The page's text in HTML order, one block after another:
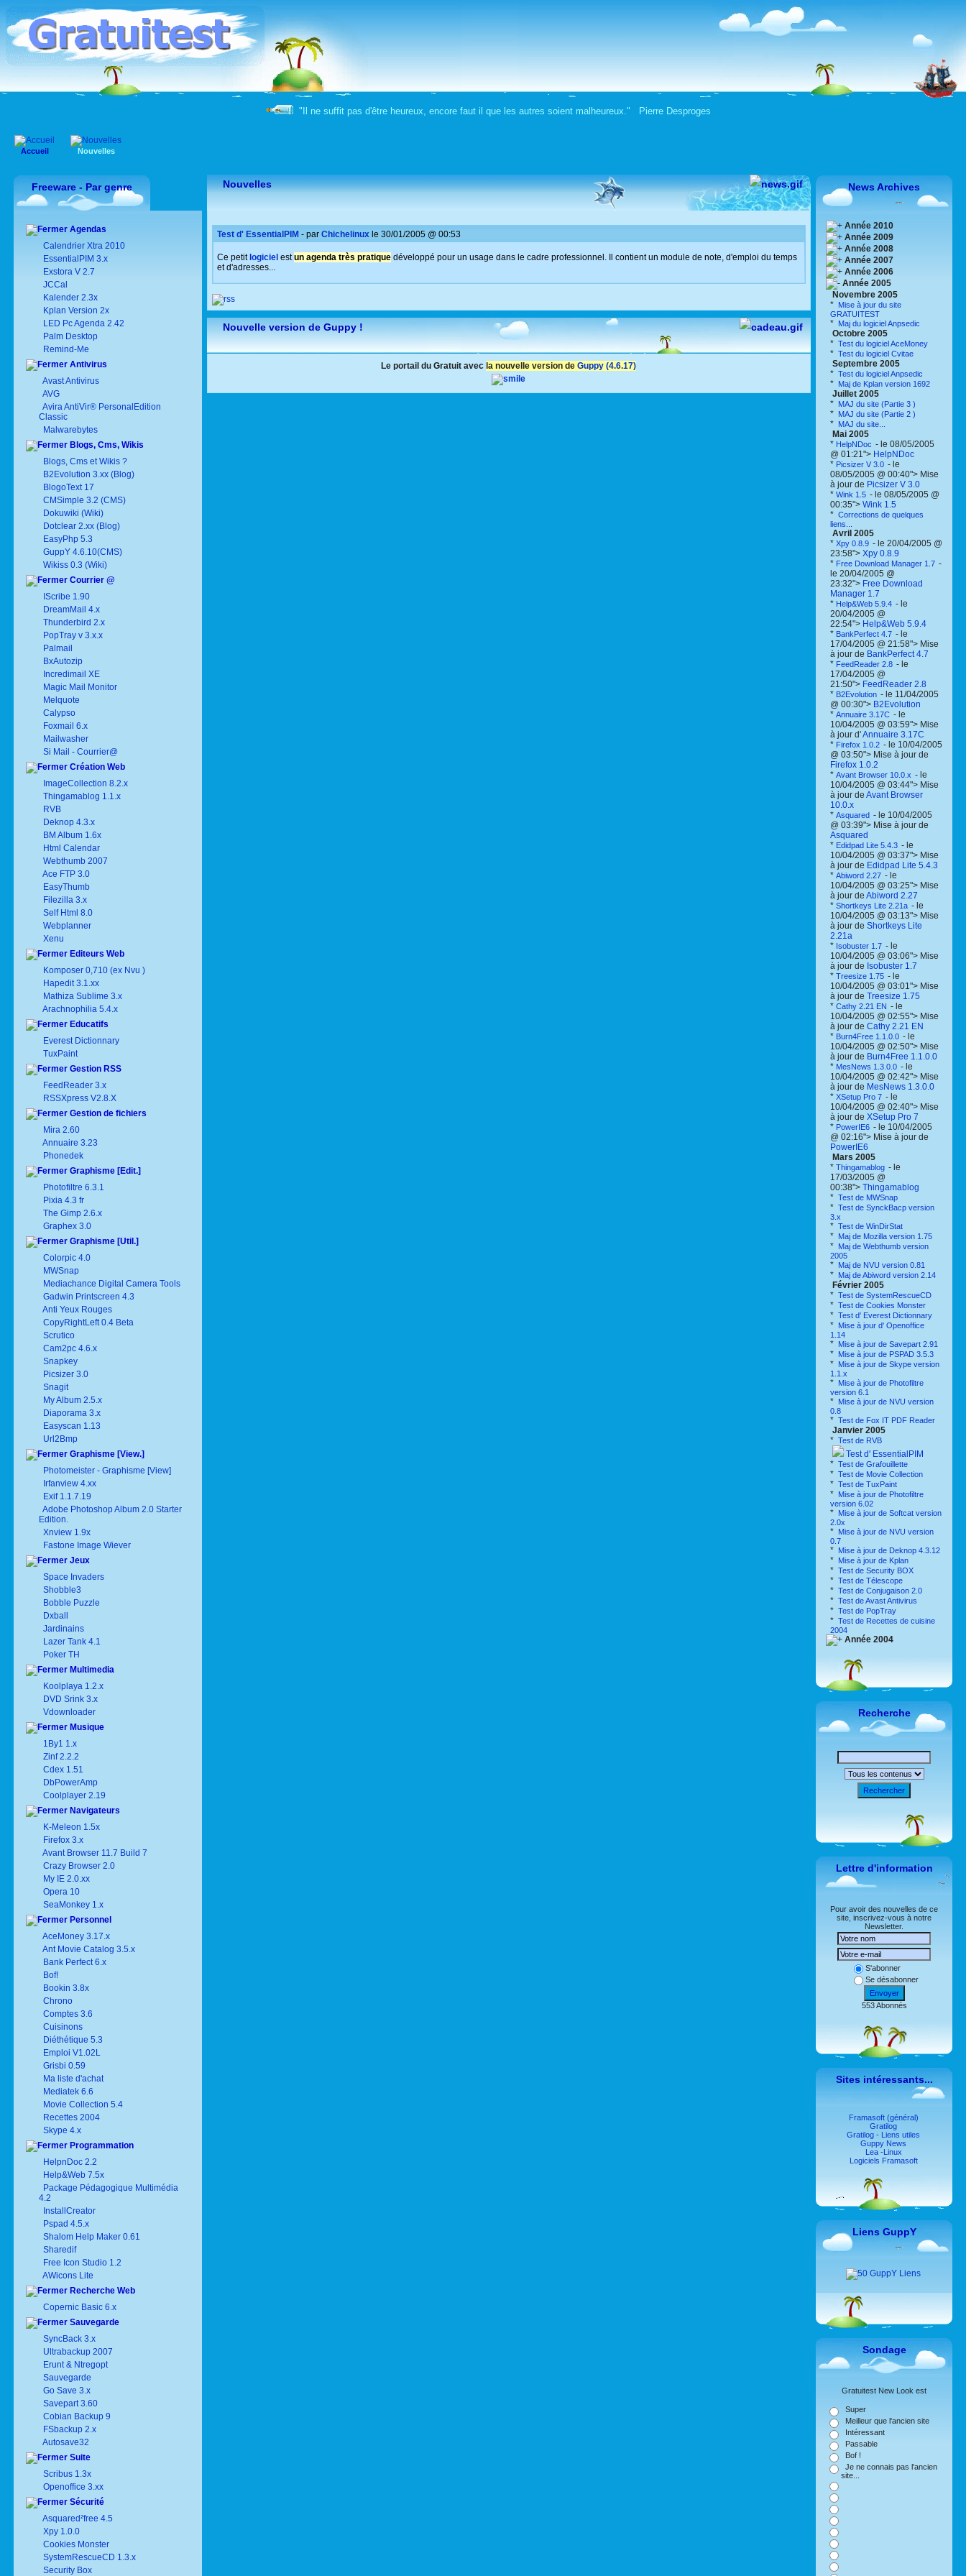
"Il ne suffit pas d'être heureux, encore faut il que les autres soient malheureux." Pierre Desproges
Accueil Nouvelles
Freeware - Par genre
Agendas
Calendrier Xtra 2010
EssentialPIM 3.x
Exstora V 2.7
JCCal
Kalender 2.3x
Kplan Version 2x
LED Pc Agenda 2.42
Palm Desktop
Remind-Me
Antivirus
Avast Antivirus
AVG
Avira AntiVir® PersonalEdition
Classic
Malwarebytes
Blogs, Cms, Wikis
Blogs, Cms et Wikis ?
B2Evolution 3.xx (Blog)
BlogoText 17
CMSimple 3.2 (CMS)
Dokuwiki (Wiki)
Dotclear 2.xx (Blog)
EasyPhp 5.3
GuppY 4.6.10(CMS)
Wikiss 0.3 (Wiki)
Courrier @
IScribe 1.90
DreamMail 4.x
Thunderbird 2.x
PopTray v 3.x.x
Palmail
BxAutozip
Incredimail XE
Magic Mail Monitor
Melquote
Calypso
Foxmail 6.x
Mailwasher
Si Mail - Courrier@
Création Web
ImageCollection 8.2.x
Thingamablog 1.1.x
RVB
Deknop 4.3.x
BM Album 1.6x
Html Calendar
Webthumb 2007
Ace FTP 3.0
EasyThumb
Filezilla 3.x
Self Html 8.0
Webplanner
Xenu
Editeurs Web
Komposer 0,710 (ex Nvu )
Hapedit 3.1.xx
Mathiza Sublime 3.x
Arachnophilia 5.4.x
Educatifs
Everest Dictionnary
TuxPaint
Gestion RSS
FeedReader 3.x
RSSXpress V2.8.X
Gestion de fichiers
Mira 2.60
Annuaire 3.23
Phonedek
Graphisme [Edit.]
Photofiltre 6.3.1
Pixia 4.3 fr
The Gimp 2.6.x
Graphex 3.0
Graphisme [Util.]
Colorpic 4.0
MWSnap
Mediachance Digital Camera Tools
Gadwin Printscreen 4.3
Anti Yeux Rouges
CopyRightLeft 0.4 Beta
Scrutico
Cam2pc 4.6.x
Snapkey
Picsizer 3.0
Snagit
My Album 2.5.x
Diaporama 3.x
Easyscan 1.13
Url2Bmp
Graphisme [View.]
Photomeister - Graphisme [View]
Irfanview 4.xx
Exif 1.1.7.19
Adobe Photoshop Album 2.0 Starter
Edition.
Xnview 1.9x
Fastone Image Wiever
Jeux
Space Invaders
Shobble3
Bobble Puzzle
Dxball
Jardinains
Lazer Tank 4.1
Poker TH
Multimedia
Koolplaya 1.2.x
DVD Srink 3.x
Vdownloader
Musique
1By1 1.x
Zinf 2.2.2
Cdex 1.51
DbPowerAmp
Coolplayer 2.19
Navigateurs
K-Meleon 1.5x
Firefox 3.x
Avant Browser 11.7 Build 7
Crazy Browser 2.0
My IE 2.0.xx
Opera 10
SeaMonkey 1.x
Personnel
AceMoney 3.17.x
Ant Movie Catalog 3.5.x
Bank Perfect 6.x
Bof!
Bookin 3.8x
Chrono
Comptes 3.6
Cuisinons
Diéthétique 5.3
Emploi V1.02L
Grisbi 0.59
Ma liste d'achat
Mediatek 6.6
Movie Collection 5.4
Recettes 2004
Skype 4.x
Programmation
HelpnDoc 2.2
Help&Web 7.5x
Package Pédagogique Multimédia
4.2
InstallCreator
Pspad 4.5.x
Shalom Help Maker 0.61
Sharedif
Free Icon Studio 1.2
AWicons Lite
Recherche Web
Copernic Basic 6.x
Sauvegarde
SyncBack 3.x
Ultrabackup 2007
Erunt & Ntregopt
Sauvegarde
Go Save 3.x
Savepart 3.60
Cobian Backup 9
FSbackup 2.x
Autosave32
Suite
Scribus 1.3x
Openoffice 3.xx
Sécurité
Asquared²free 4.5
Xpy 1.0.0
Cookies Monster
SystemRescueCD 1.3.x
Security Box
Nouvelles
Test d' EssentialPIM - par Chichelinux le 30/01/2005 @ 00:53
Ce petit logiciel estun agenda très pratique développé pour un usage dans le cadre professionnel. Il contient un module de note, d'emploi du temps
et d'adresses...
Nouvelle version de Guppy !
Le portail du Gratuit avec la nouvelle version de Guppy (4.6.17)
News Archives
Année 2010
Année 2009
Année 2008
Année 2007
Année 2006
Année 2005
Novembre 2005
* Mise à jour du site
GRATUITEST
* Maj du logiciel Anpsedic
Octobre 2005
* Test du logiciel AceMoney
* Test du logiciel Cvitae
Septembre 2005
* Test du logiciel Anpsedic
* Maj de Kplan version 1692
Juillet 2005
* MAJ du site (Partie 3 )
* MAJ du site (Partie 2 )
* MAJ du site...
Mai 2005
* HelpNDoc - le 08/05/2005
@ 01:21"> HelpNDoc
* Picsizer V 3.0 - le
08/05/2005 @ 00:40"> Mise
à jour de Picsizer V 3.0
* Wink 1.5 - le 08/05/2005 @
00:35"> Wink 1.5
* Corrections de quelques
liens...
Avril 2005
* Xpy 0.8.9 - le 20/04/2005 @
23:58"> Xpy 0.8.9
* Free Download Manager 1.7 -
le 20/04/2005 @
23:32"> Free Download
Manager 1.7
* Help&Web 5.9.4 - le
20/04/2005 @
22:54"> Help&Web 5.9.4
* BankPerfect 4.7 - le
17/04/2005 @ 21:58"> Mise
à jour de BankPerfect 4.7
* FeedReader 2.8 - le
17/04/2005 @
21:50"> FeedReader 2.8
* B2Evolution - le 11/04/2005
@ 00:30"> B2Evolution
* Annuaire 3.17C - le
10/04/2005 @ 03:59"> Mise
à jour d'Annuaire 3.17C
* Firefox 1.0.2 - le 10/04/2005
@ 03:50"> Mise à jour de
Firefox 1.0.2
* Avant Browser 10.0.x - le
10/04/2005 @ 03:44"> Mise
à jour de Avant Browser
10.0.x
* Asquared - le 10/04/2005
@ 03:39"> Mise à jour de
Asquared
* Edidpad Lite 5.4.3 - le
10/04/2005 @ 03:37"> Mise
à jour de Edidpad Lite 5.4.3
* Abiword 2.27 - le
10/04/2005 @ 03:25"> Mise
à jour de Abiword 2.27
* Shortkeys Lite 2.21a - le
10/04/2005 @ 03:13"> Mise
à jour de Shortkeys Lite
2.21a
* Isobuster 1.7 - le
10/04/2005 @ 03:06"> Mise
à jour de Isobuster 1.7
* Treesize 1.75 - le
10/04/2005 @ 03:01"> Mise
à jour de Treesize 1.75
* Cathy 2.21 EN - le
10/04/2005 @ 02:55"> Mise
à jour de Cathy 2.21 EN
* Burn4Free 1.1.0.0 - le
10/04/2005 @ 02:50"> Mise
à jour de Burn4Free 1.1.0.0
* MesNews 1.3.0.0 - le
10/04/2005 @ 02:42"> Mise
à jour de MesNews 1.3.0.0
* XSetup Pro 7 - le
10/04/2005 @ 02:40"> Mise
à jour de XSetup Pro 7
* PowerIE6 - le 10/04/2005
@ 02:16"> Mise à jour de
PowerIE6
Mars 2005
* Thingamablog - le
17/03/2005 @
00:38"> Thingamablog
* Test de MWSnap
* Test de SynckBacp version
3.x
* Test de WinDirStat
* Maj de Mozilla version 1.75
* Maj de Webthumb version
2005
* Maj de NVU version 0.81
* Maj de Abiword version 2.14
Février 2005
* Test de SystemRescueCD
* Test de Cookies Monster
* Test d' Everest Dictionnary
* Mise à jour d' Openoffice
1.14
* Mise à jour de Savepart 2.91
* Mise à jour de PSPAD 3.5.3
* Mise à jour de Skype version
1.1.x
* Mise à jour de Photofiltre
version 6.1
* Mise à jour de NVU version
0.8
* Test de Fox IT PDF Reader
Janvier 2005
* Test de RVB
Test d' EssentialPIM
* Test de Grafouillette
* Test de Movie Collection
* Test de TuxPaint
* Mise à jour de Photofiltre
version 6.02
* Mise à jour de Softcat version
2.0x
* Mise à jour de NVU version
0.7
* Mise à jour de Deknop 4.3.12
* Mise à jour de Kplan
* Test de Security BOX
* Test de Télescope
* Test de Conjugaison 2.0
* Test de Avast Antivirus
* Test de PopTray
* Test de Recettes de cuisine
2004
Année 2004
Recherche
Rechercher
Lettre d'information
Pour avoir des nouvelles de ce
site, inscrivez-vous à notre
Newsletter.
S'abonner
Se désabonner
Envoyer
553 Abonnés
Sites intéressants...
Framasoft (général)
Gratilog
Gratilog - Liens utiles
Guppy News
Lea -Linux
Logiciels Framasoft
Liens GuppY
Sondage
Gratuitest New Look est
Super
Meilleur que l'ancien site
Intéressant
Passable
Bof !
Je ne connais pas l'ancien
site...